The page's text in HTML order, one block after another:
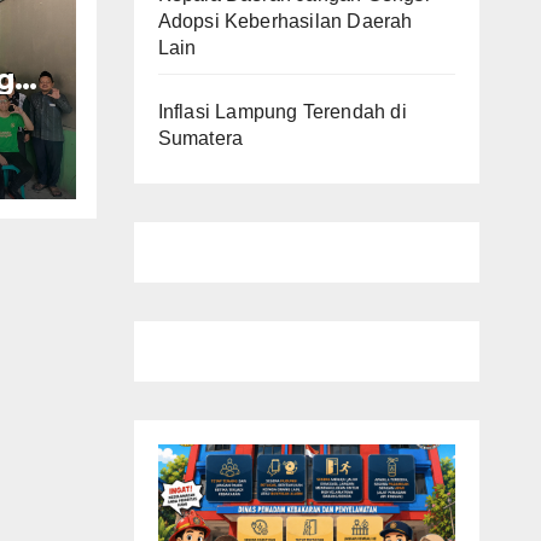
Adopsi Keberhasilan Daerah
Lain
Inflasi Lampung Terendah di
Sumatera